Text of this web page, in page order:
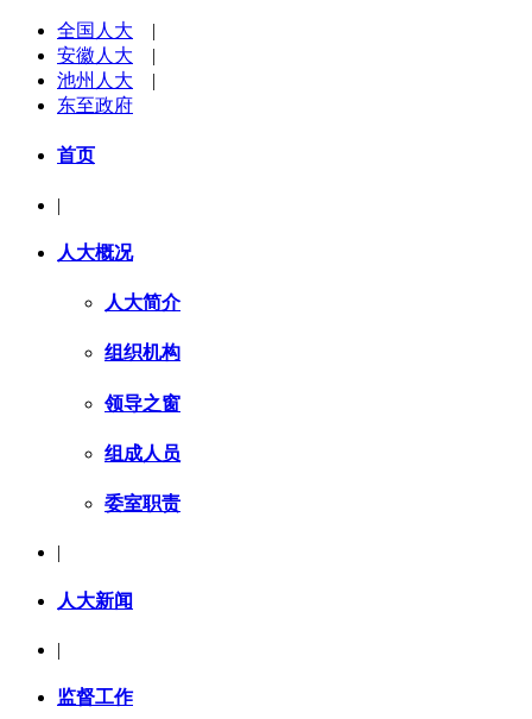
全国人大 |
安徽人大 |
池州人大 |
东至政府
首页
|
人大概况
人大简介
组织机构
领导之窗
组成人员
委室职责
|
人大新闻
|
监督工作